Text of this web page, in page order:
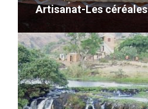
Artisanat-Les céréales